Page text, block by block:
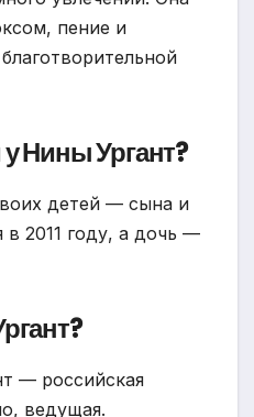
пение и
Нины Ургант?
детей — сына и
в 2011 году, а дочь —
— российская
ведущая.